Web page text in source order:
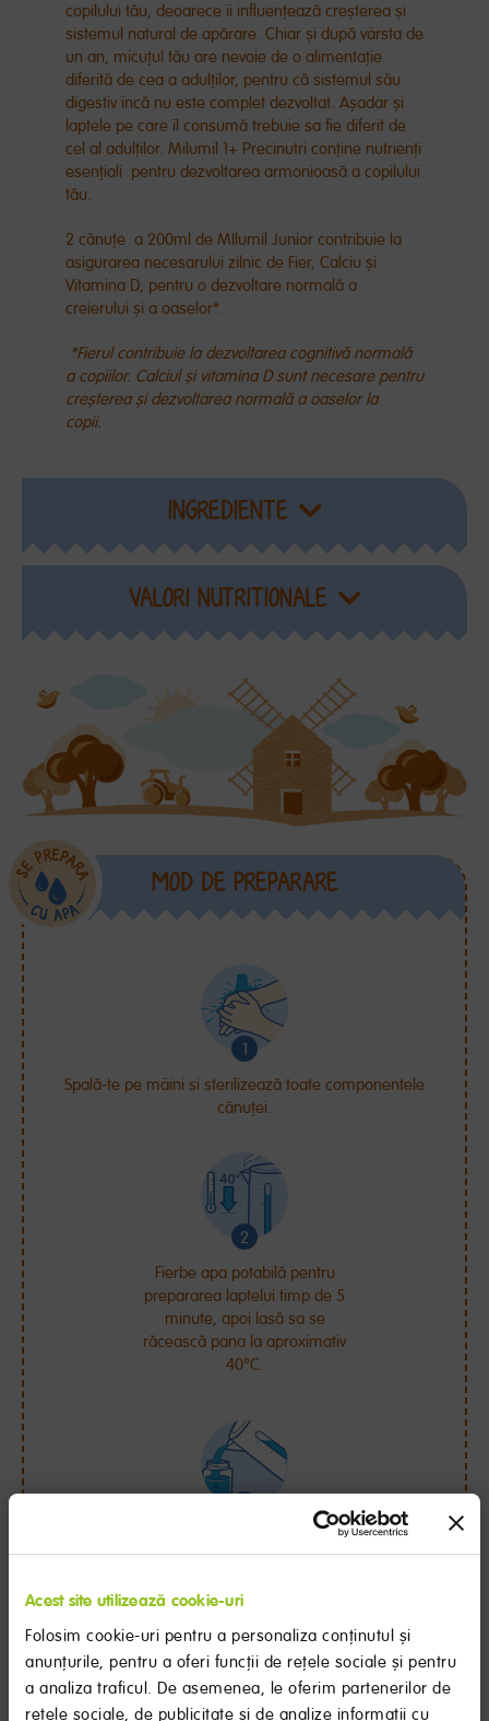
Acest site utilizează cookie-uri
Folosim cookie-uri pentru a personaliza conținutul și
anunțurile, pentru a oferi funcții de rețele sociale și pentru
a analiza traficul. De asemenea, le oferim partenerilor de
rețele sociale, de publicitate și de analize informații cu
copilului tău, deoarece îi influențează creșterea și
sistemul natural de apărare. Chiar și după vârsta de
un an, micuțul tău are nevoie de o alimentație
diferită de cea a adulților, pentru că sistemul său
digestiv încă nu este complet dezvoltat. Așadar și
laptele pe care îl consumă trebuie sa fie diferit de
cel al adulților. Milumil 1+ Precinutri conține nutrienți
esențiali pentru dezvoltarea armonioasă a copilului
tău.
2 cănuțe a 200ml de MIlumil Junior contribuie la
asigurarea necesarului zilnic de Fier, Calciu și
Vitamina D, pentru o dezvoltare normală a
creierului și a oaselor*.
*Fierul contribuie la dezvoltarea cognitivă normală
a copiilor. Calciul și vitamina D sunt necesare pentru
creșterea și dezvoltarea normală a oaselor la
copii.
INGREDIENTE
VALORI NUTRITIONALE
MOD DE PREPARARE
Spală-te pe mâini si sterilizează toate componentele
cănuței.
Fierbe apa potabilă pentru
prepararea laptelui timp de 5
minute, apoi lasă sa se
răcească pana la aproximativ
40°C.
refolosi apa fiartă.